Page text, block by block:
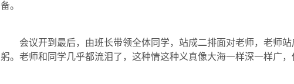
备。
会议开到最后，由班长带领全体同学，站成二排面对老师，老师
躬。老师和同学几乎都流泪了，这种情这种义真像大海一样深一样广